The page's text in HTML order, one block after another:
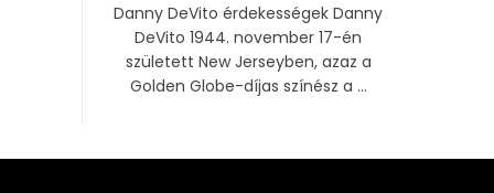
Danny DeVito érdekességek Danny
DeVito 1944. november 17-én
született New Jerseyben, azaz a
Golden Globe-díjas színész a ...